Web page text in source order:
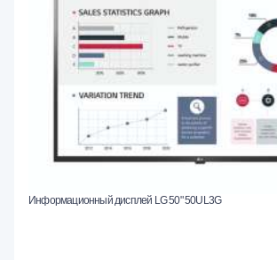
Информационный дисплей LG 50" 50UL3G